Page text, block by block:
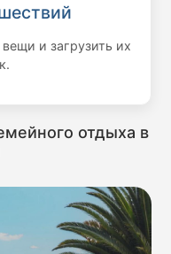
и загрузить их
отдыха в